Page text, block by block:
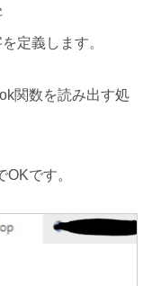
定義します。
関数を読み出す処
です。